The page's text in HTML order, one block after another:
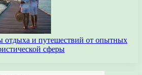
отдыха и путешествий от опытных
сферы